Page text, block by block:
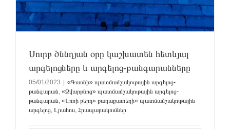
Սուրբ ծննդյան օրը կաշխատեն հետևյալ
արգելոցները և արգելոց-թանգարանները
05/01/2023
«Գառնի» պատմամշակութային արգելոց-
թանգարան, «Զվարթնոց» պատմամշակութային արգելոց-
թանգարան, «Լոռի բերդ» քաղաքատեղի» պատմամշակութային
արգելոց, Լրահոս, Հրապարակումներ